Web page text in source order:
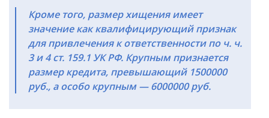
Кроме того, размер хищения имеет
значение как квалифицирующий признак
для привлечения к ответственности по ч. ч.
3 и 4 ст. 159.1 УК РФ. Крупным признается
размер кредита, превышающий 1500000
руб., а особо крупным — 6000000 руб.